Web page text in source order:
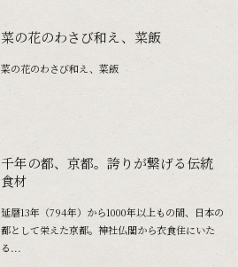
菜の花のわさび和え、菜飯
菜の花のわさび和え、菜飯
千年の都、京都。誇りが繋げる伝統
食材
延暦13年（794年）から1000年以上もの間、日本の
都として栄えた京都。神社仏閣から衣食住にいた
る...